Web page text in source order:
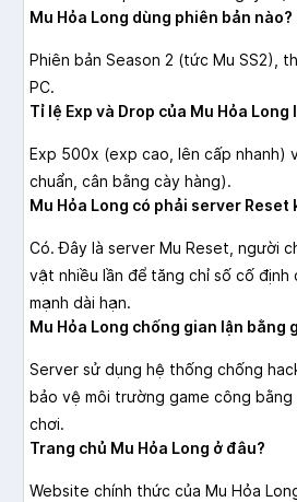
Mu Hỏa Long dùng phiên bản nào?
Phiên bản Season 2 (tức Mu SS2),
PC.
Tỉ lệ Exp và Drop của Mu Hỏa Long
Exp 500x (exp cao, lên cấp nhanh)
chuẩn, cân bằng cày hàng).
Mu Hỏa Long có phải server Reset
Có. Đây là server Mu Reset, người
vật nhiều lần để tăng chỉ số cố định
mạnh dài hạn.
Mu Hỏa Long chống gian lận bằng
Server sử dụng hệ thống chống
bảo vệ môi trường game công
chơi.
Trang chủ Mu Hỏa Long ở đâu?
Website chính thức của Mu Hỏa